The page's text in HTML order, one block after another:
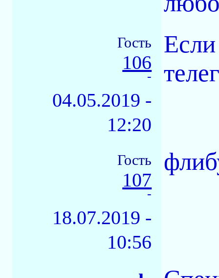
Гость
106
-
04.05.2019 -
12:20
Гость
107
-
18.07.2019 -
10:56